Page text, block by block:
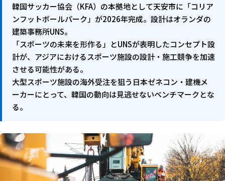
韓国サッカー協会（KFA）の本拠地として天安市に「コリア
ンフットボールパーク」が2026年完成。設計はオランダの
建築事務所UNS。
「スポーツの未来を形作る」とUNSが表明したコンセプト設
計が、アジアにおけるスポーツ施設の設計・施工競争を加速
させる可能性がある。
大型スポーツ施設の海外受注を狙う日本ゼネコン・建機メ
ーカーにとって、韓国の動向は見逃せないベンチマークとな
る。